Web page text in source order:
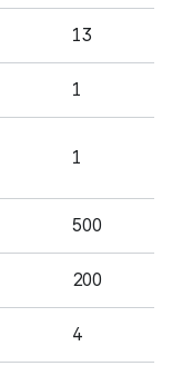
13
1
1
500
200
4